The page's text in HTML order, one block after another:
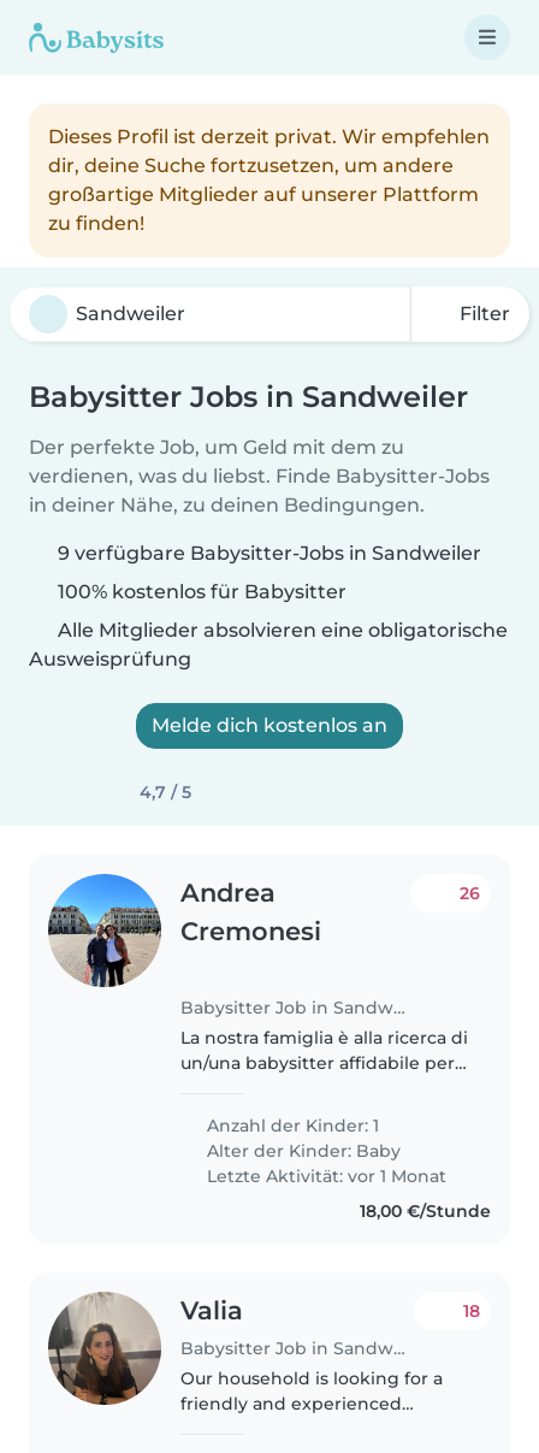
Dieses Profil ist derzeit privat. Wir empfehlen
dir, deine Suche fortzusetzen, um andere
großartige Mitglieder auf unserer Plattform
zu finden!
Filter
Babysitter Jobs in Sandweiler
Der perfekte Job, um Geld mit dem zu
verdienen, was du liebst. Finde Babysitter-Jobs
in deiner Nähe, zu deinen Bedingungen.
9 verfügbare Babysitter-Jobs in Sandweiler
100% kostenlos für Babysitter
Alle Mitglieder absolvieren eine obligatorische
Ausweisprüfung
Melde dich kostenlos an
4,7 / 5
Andrea
Cremonesi
Babysitter Job in Sandweiler
26
La nostra famiglia è alla ricerca di
un/una babysitter affidabile per
di 6 mesi. Siamo una famiglia
multilingue che parla francese,
inglese, italiano..
Anzahl der Kinder: 1
Alter der Kinder: Baby
Letzte Aktivität: vor 1 Monat
18,00 €/Stunde
Valia
Babysitter Job in Sandweiler
18
Our household is looking for a
friendly and experienced